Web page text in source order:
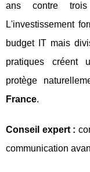
ans contre trois
L'investissement
budget IT mais
pratiques créent
protège
France.
Conseil expert :
communication